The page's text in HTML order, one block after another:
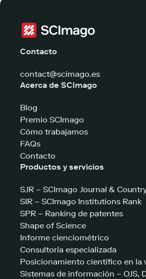
Contacto
contact@scimago.es
Acerca de SCImago
Blog
Premio SCImago
Cómo trabajamos
FAQs
Contacto
Productos y servicios
SJR – SCImago Journal &
SIR – SCImago Institutions Rank
SPR – Ranking de patentes
Shape of Science
Informe cienciométrico
Consultoría especializada
Posicionamiento científico en la
Sistemas de información – OJS,